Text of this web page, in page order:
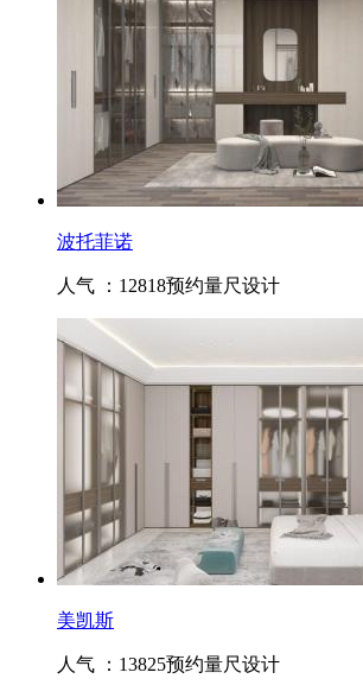
波托菲诺
人气 ：12818预约量尺设计
美凯斯
人气 ：13825预约量尺设计